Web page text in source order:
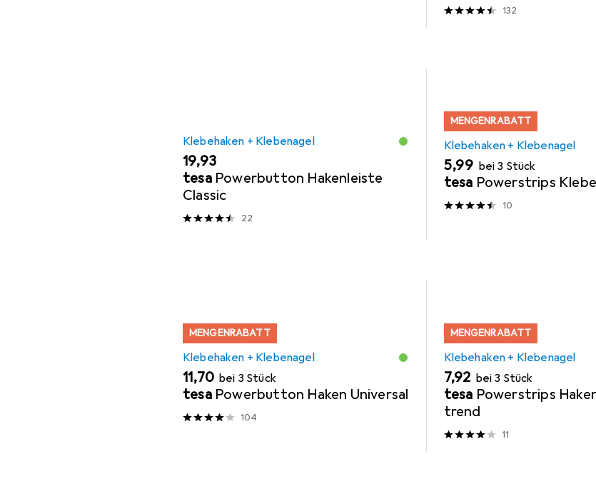
132
Klebehaken + Klebenagel
EUR
19,93
tesa Powerbutton Hakenleiste
Classic
22
MENGENRABATT
Klebehaken + Klebenagel
EUR
5,99 bei 3 Stück
tesa Powerstrips
10
MENGENRABATT
Klebehaken + Klebenagel
EUR
11,70 bei 3 Stück
tesa Powerbutton Haken Universal
104
MENGENRABATT
Klebehaken + Klebenagel
EUR
7,92 bei 3 Stück
tesa Powerstrips
trend
11